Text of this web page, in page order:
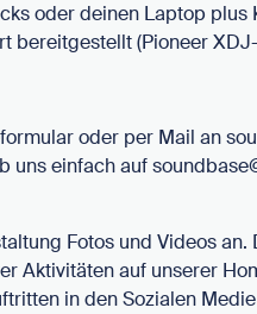
oder deinen Laptop
bereitgestellt (Pioneer
oder per Mail an
uns einfach auf
Fotos und Videos an.
Aktivitäten auf unserer
in den Sozialen